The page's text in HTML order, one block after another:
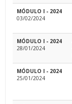
MÓDULO I - 2024
03/02/2024
MÓDULO I - 2024
28/01/2024
MÓDULO I - 2024
25/01/2024